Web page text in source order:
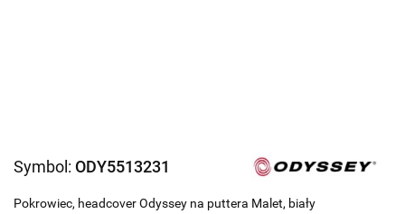
Symbol: ODY5513231
Pokrowiec, headcover Odyssey na puttera Malet, biały